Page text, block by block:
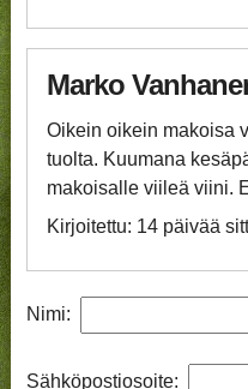
Marko
Oikein oikein makoisa
tuolta. Kuumana
makoisalle viileä viini.
Kirjoitettu: 14 päivää
Nimi:
Sähköpostiosoite: